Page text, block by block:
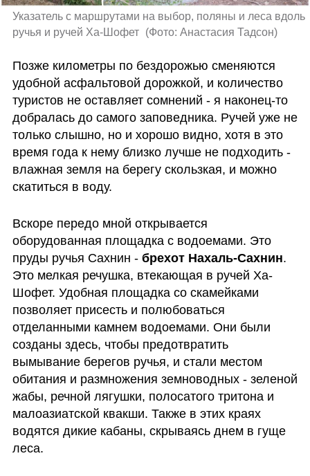
Указатель с маршрутами на выбор, поляны и леса вдоль
ручья и ручей Ха-Шофет (Фото: Анастасия Тадсон)
Позже километры по бездорожью сменяются
удобной асфальтовой дорожкой, и количество
туристов не оставляет сомнений - я наконец-то
добралась до самого заповедника. Ручей уже не
только слышно, но и хорошо видно, хотя в это
время года к нему близко лучше не подходить -
влажная земля на берегу скользкая, и можно
скатиться в воду.
Вскоре передо мной открывается
оборудованная площадка с водоемами. Это
пруды ручья Сахнин - брехот Нахаль-Сахнин.
Это мелкая речушка, втекающая в ручей Ха-
Шофет. Удобная площадка со скамейками
позволяет присесть и полюбоваться
отделанными камнем водоемами. Они были
созданы здесь, чтобы предотвратить
вымывание берегов ручья, и стали местом
обитания и размножения земноводных - зеленой
жабы, речной лягушки, полосатого тритона и
малоазиатской квакши. Также в этих краях
водятся дикие кабаны, скрываясь днем в гуще
леса.